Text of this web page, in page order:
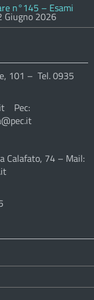
n°145 – Esami
Giugno 2026
101 – Tel. 0935
Pec:
Calafato, 74 – Mail: